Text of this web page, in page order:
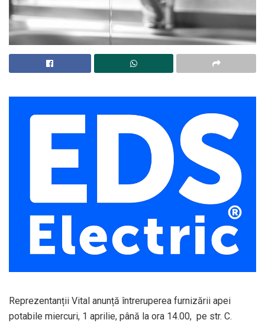
Reprezentanții Vital anunță întreruperea furnizării apei
potabile miercuri, 1 aprilie, până la ora 14.00, pe str. C.